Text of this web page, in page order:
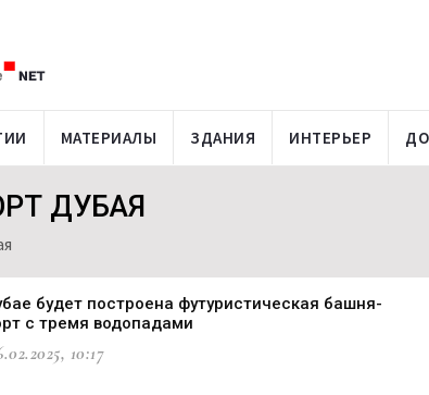
МАТЕРИАЛЫ ЗДАНИЯ ИНТЕРЬЕР
ДУБАЯ
будет построена футуристическая башня-
с тремя водопадами
10:17